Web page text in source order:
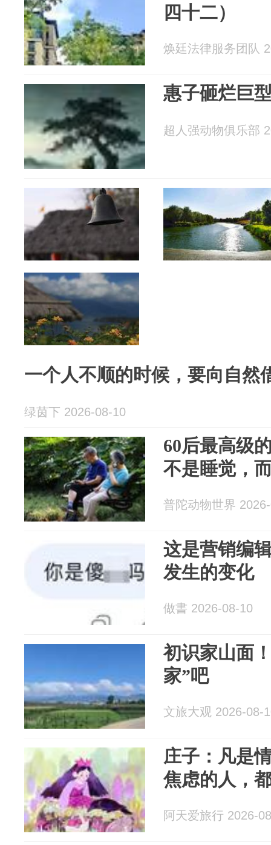
四十二）
焕廷法律服务团队
惠子砸烂巨
超人强动物俱乐部
一个人不顺的时候，要向自然
绿茵下 2026-08-10
60后最高级
不是睡觉，
普陀动物世界
这是营销编
发生的变化
做書 2026-08-10
初识家山面
家”吧
文旅大观 2026-08-
庄子：凡是
焦虑的人，
阿天爱旅行 2026-